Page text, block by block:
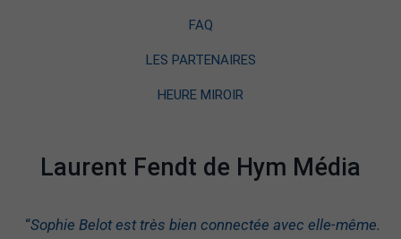
FAQ
LES PARTENAIRES
HEURE MIROIR
Laurent Fendt de Hym Média
“Sophie Belot est très bien connectée avec elle-même.